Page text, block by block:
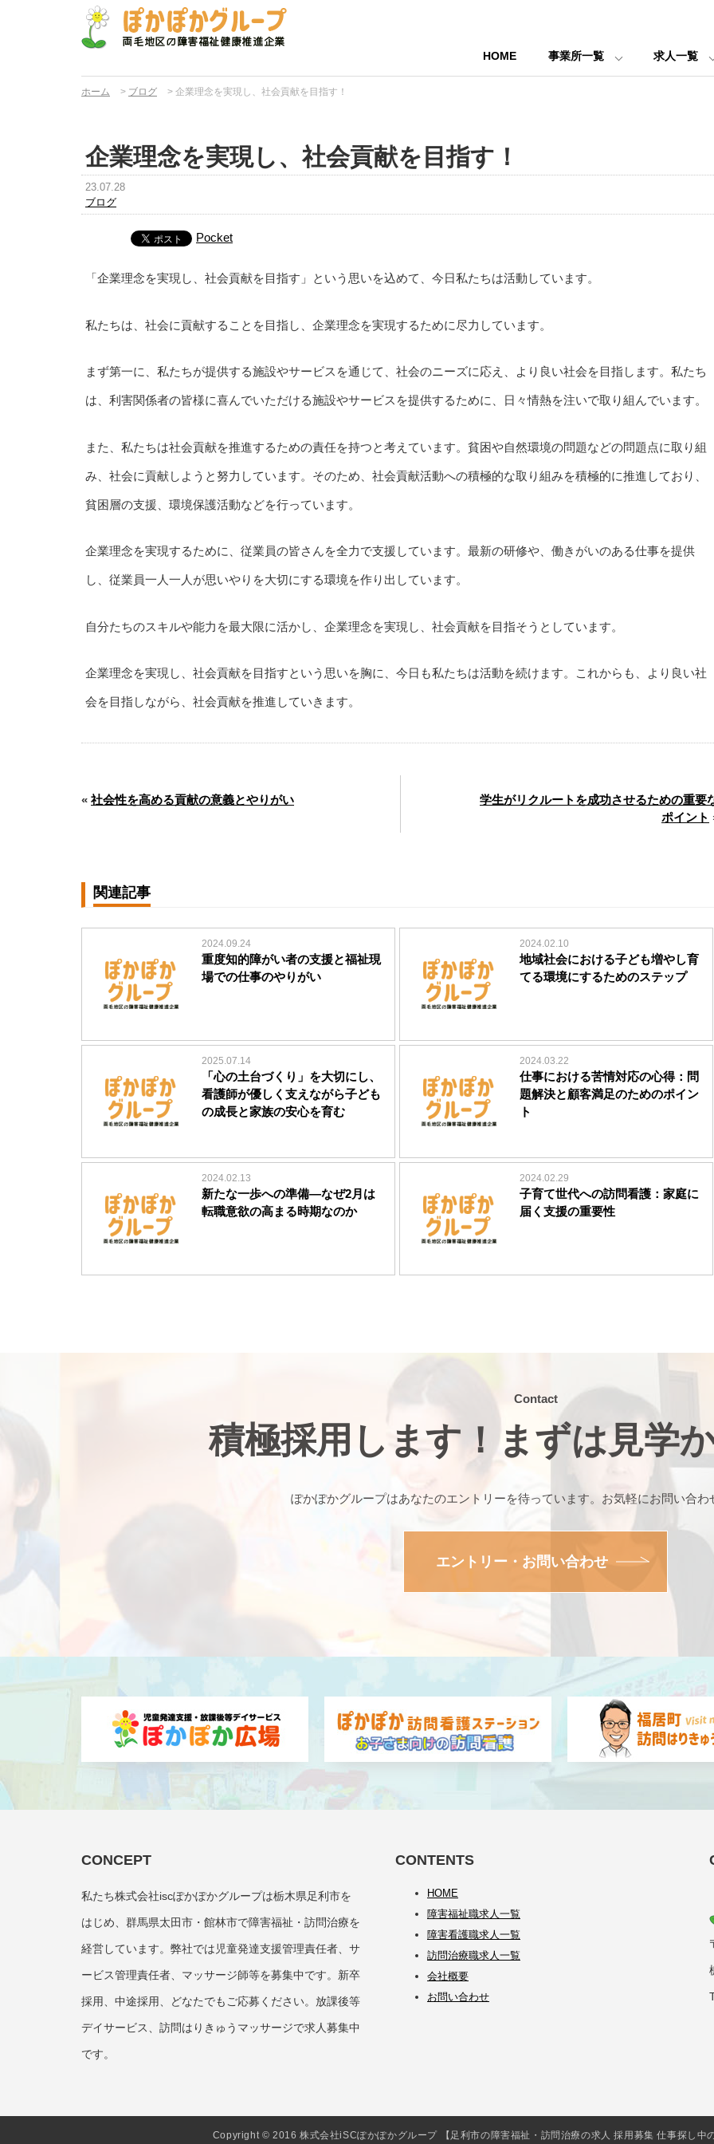
HOME 事業所一覧 求人一覧
ホーム > ブログ > 企業理念を実現し、社会貢献を目指す！
企業理念を実現し、社会貢献を目指す！
23.07.28
ブログ
Pocket
「企業理念を実現し、社会貢献を目指す」という思いを込めて、今日私たちは活動しています。
私たちは、社会に貢献することを目指し、企業理念を実現するために尽力しています。
まず第一に、私たちが提供する施設やサービスを通じて、社会のニーズに応え、より良い社会を目指します。私たち
は、利害関係者の皆様に喜んでいただける施設やサービスを提供するために、日々情熱を注いで取り組んでいます。
また、私たちは社会貢献を推進するための責任を持つと考えています。貧困や自然環境の問題などの問題点に取り組
み、社会に貢献しようと努力しています。そのため、社会貢献活動への積極的な取り組みを積極的に推進しており、
貧困層の支援、環境保護活動などを行っています。
企業理念を実現するために、従業員の皆さんを全力で支援しています。最新の研修や、働きがいのある仕事を提供
し、従業員一人一人が思いやりを大切にする環境を作り出しています。
自分たちのスキルや能力を最大限に活かし、企業理念を実現し、社会貢献を目指そうとしています。
企業理念を実現し、社会貢献を目指すという思いを胸に、今日も私たちは活動を続けます。これからも、より良い社
会を目指しながら、社会貢献を推進していきます。
« 社会性を高める貢献の意義とやりがい
学生がリクルートを成功させるための重要
ポイント
関連記事
2024.09.24
重度知的障がい者の支援と福祉現
場での仕事のやりがい
2024.02.10
地域社会における子ども増やし育
てる環境にするためのステップ
2025.07.14
「心の土台づくり」を大切にし、
看護師が優しく支えながら子ども
の成長と家族の安心を育む
2024.03.22
仕事における苦情対応の心得：問
題解決と顧客満足のためのポイン
ト
2024.02.13
新たな一歩への準備―なぜ2月は
転職意欲の高まる時期なのか
2024.02.29
子育て世代への訪問看護：家庭に
届く支援の重要性
Contact
積極採用します！まずは見学
ぽかぽかグループはあなたのエントリーを待っています。お気軽にお問い合わ
エントリー・お問い合わせ
CONCEPT
私たち株式会社iscぽかぽかグループは栃木県足利市を
はじめ、群馬県太田市・館林市で障害福祉・訪問治療を
経営しています。弊社では児童発達支援管理責任者、サ
ービス管理責任者、マッサージ師等を募集中です。新卒
採用、中途採用、どなたでもご応募ください。放課後等
デイサービス、訪問はりきゅうマッサージで求人募集中
です。
CONTENTS
HOME
障害福祉職求人一覧
障害看護職求人一覧
訪問治療職求人一覧
会社概要
お問い合わせ
Copyright © 2016 株式会社iSCぽかぽかグループ 【足利市の障害福祉・訪問治療の求人 採用募集 仕事探し